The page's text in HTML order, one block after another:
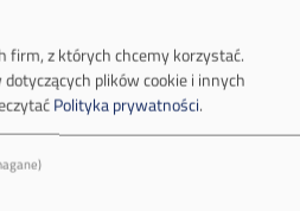
Brzeszcze
32 716 53 00
dla mediów:
firm, z których chcemy korzystać.
dotyczących plików cookie i innych
Polityka prywatności.